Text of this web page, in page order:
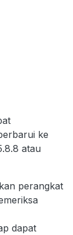
ke
atau
perangkat
dapat